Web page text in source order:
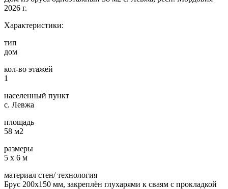
2026 г.
Характеристики:
тип
дом
кол-во этажей
1
населенный пункт
с. Левжа
площадь
58 м2
размеры
5 х 6 м
материал стен/ технология
Брус 200х150 мм, закреплён глухарями к сваям с прокладкой